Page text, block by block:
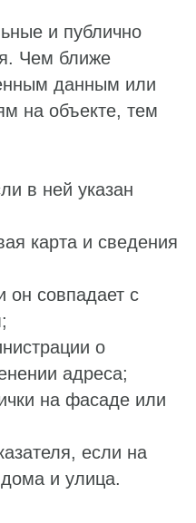
и публично
Чем ближе
данным или
на объекте, тем
в ней указан
карта и сведения
совпадает с
о
адреса;
на фасаде или
если на
и улица.